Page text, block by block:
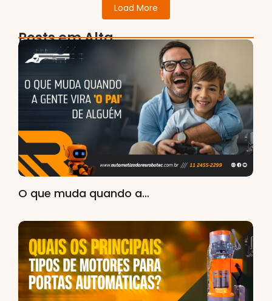
Load More
Posts em Alta
O que muda quando a…